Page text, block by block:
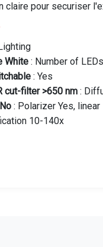
claire pour securiser
White : Number of
: Yes
cut-filter >650 nm :
: Polarizer Yes, linear
10-140x